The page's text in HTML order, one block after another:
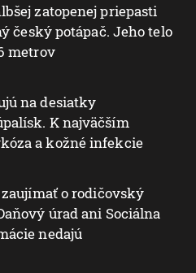
zatopenej priepasti
český potápač. Jeho telo
metrov
na desiatky
K najväčším
a kožné infekcie
o rodičovský
úrad ani Sociálna
nedajú